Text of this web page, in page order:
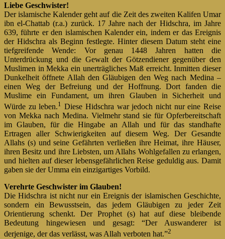
Liebe Geschwister!
Der islamische Kalender geht auf die Zeit des zweiten Kalifen Umar
ibn el-Chattab (r.a.) zurück. 17 Jahre nach der Hidschra, im Jahre
639, führte er den islamischen Kalender ein, indem er das Ereignis
der Hidschra als Beginn festlegte. Hinter diesem Datum steht eine
tiefgreifende Wende: Vor genau 1448 Jahren hatten die
Unterdrückung und die Gewalt der Götzendiener gegenüber den
Muslimen in Mekka ein unerträgliches Maß erreicht. Inmitten dieser
Dunkelheit öffnete Allah den Gläubigen den Weg nach Medina –
einen Weg der Befreiung und der Hoffnung. Dort fanden die
Muslime ein Fundament, um ihren Glauben in Sicherheit und
Würde zu leben.1 Diese Hidschra war jedoch nicht nur eine Reise
von Mekka nach Medina. Vielmehr stand sie für Opferbereitschaft
im Glauben, für die Hingabe an Allah und für das standhafte
Ertragen aller Schwierigkeiten auf diesem Weg. Der Gesandte
Allahs (s) und seine Gefährten verließen ihre Heimat, ihre Häuser,
ihren Besitz und ihre Liebsten, um Allahs Wohlgefallen zu erlangen,
und hielten auf dieser lebensgefährlichen Reise geduldig aus. Damit
gaben sie der Umma ein einzigartiges Vorbild.
Verehrte Geschwister im Glauben!
Die Hidschra ist nicht nur ein Ereignis der islamischen Geschichte,
sondern ein Bewusstsein, das jedem Gläubigen zu jeder Zeit
Orientierung schenkt. Der Prophet (s) hat auf diese bleibende
Bedeutung hingewiesen und gesagt: “Der Auswanderer ist
derjenige, der das verlässt, was Allah verboten hat.”2